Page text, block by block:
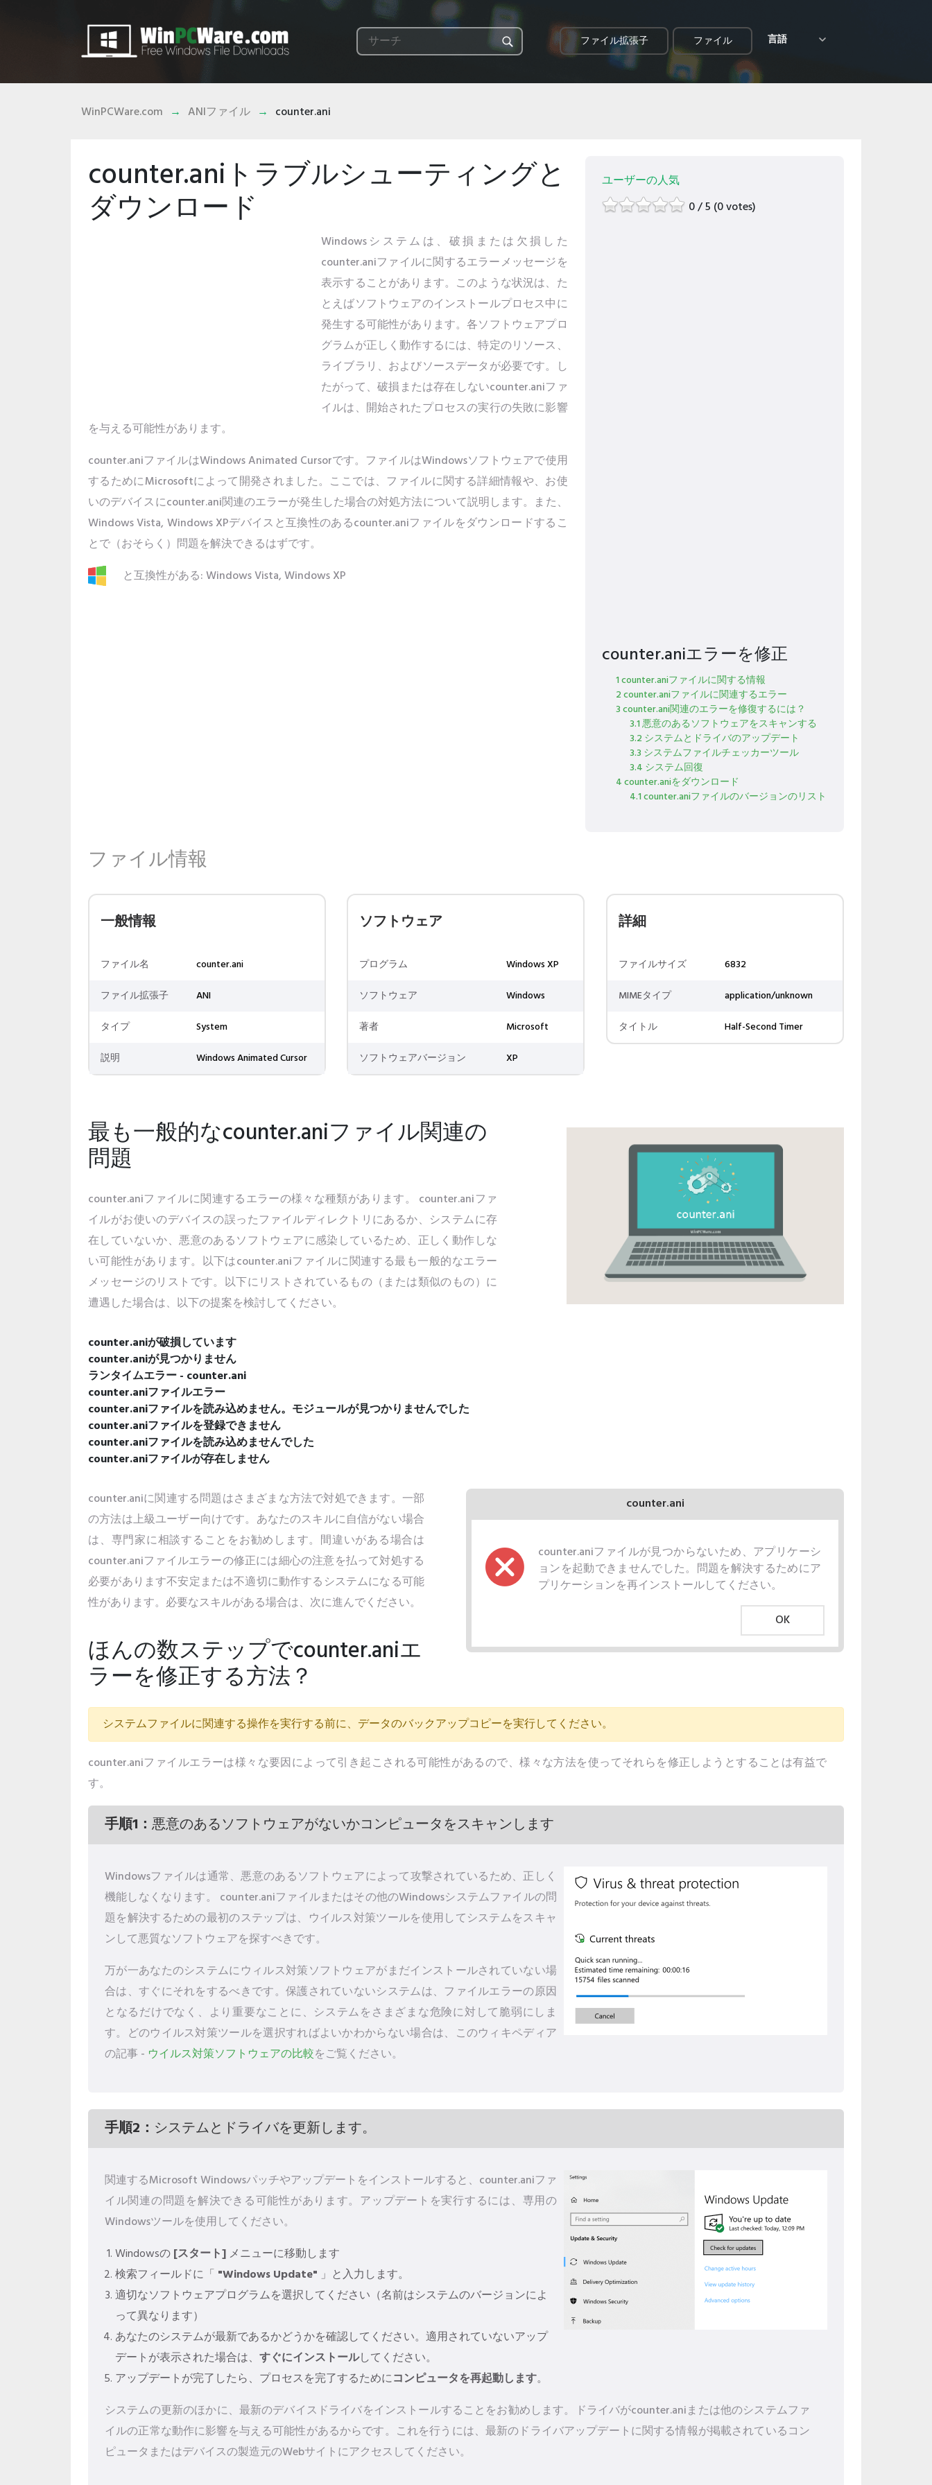
ファイル拡張子 ファイル 言語
WinPCWare.com ANIファイル counter.ani
counter.aniトラブルシューティングと
ダウンロード
Windowsシステムは、破損または欠損した
counter.aniファイルに関するエラーメッセージを
表示することがあります。このような状況は、た
とえばソフトウェアのインストールプロセス中に
発生する可能性があります。各ソフトウェアプロ
グラムが正しく動作するには、特定のリソース、
ライブラリ、およびソースデータが必要です。し
たがって、破損または存在しないcounter.aniファ
イルは、開始されたプロセスの実行の失敗に影響
を与える可能性があります。
counter.aniファイルはWindows Animated Cursorです。ファイルはWindowsソフトウェアで使用
するためにMicrosoftによって開発されました。ここでは、ファイルに関する詳細情報や、お使
いのデバイスにcounter.ani関連のエラーが発生した場合の対処方法について説明します。また、
Windows Vista, Windows XPデバイスと互換性のあるcounter.aniファイルをダウンロードするこ
とで（おそらく）問題を解決できるはずです。
と互換性がある: Windows Vista, Windows XP
ユーザーの人気
0 / 5 (0 votes)
counter.aniエラーを修正
1 counter.aniファイルに関する情報
2 counter.aniファイルに関連するエラー
3 counter.ani関連のエラーを修復するには？
3.1 悪意のあるソフトウェアをスキャンする
3.2 システムとドライバのアップデート
3.3 システムファイルチェッカーツール
3.4 システム回復
4 counter.aniをダウンロード
4.1 counter.aniファイルのバージョンのリスト
ファイル情報
一般情報
ファイル名
counter.ani
ファイル拡張子
ANI
タイプ
System
説明
Windows Animated Cursor
ソフトウェア
プログラム
Windows XP
ソフトウェア
Windows
著者
Microsoft
ソフトウェアバージョン
XP
詳細
ファイルサイズ
6832
MIMEタイプ
application/unknown
タイトル
Half-Second Timer
最も一般的なcounter.aniファイル関連の
問題
counter.aniファイルに関連するエラーの様々な種類があります。 counter.aniファ
イルがお使いのデバイスの誤ったファイルディレクトリにあるか、システムに存
在していないか、悪意のあるソフトウェアに感染しているため、正しく動作しな
い可能性があります。以下はcounter.aniファイルに関連する最も一般的なエラー
メッセージのリストです。以下にリストされているもの（または類似のもの）に
遭遇した場合は、以下の提案を検討してください。
counter.aniが破損しています
counter.aniが見つかりません
ランタイムエラー - counter.ani
counter.aniファイルエラー
counter.aniファイルを読み込めません。モジュールが見つかりませんでした
counter.aniファイルを登録できません
counter.aniファイルを読み込めませんでした
counter.aniファイルが存在しません
counter.ani
counter.aniファイルが見つからないため、アプリケーシ
ョンを起動できませんでした。問題を解決するためにア
プリケーションを再インストールしてください。
OK
counter.aniに関連する問題はさまざまな方法で対処できます。一部
の方法は上級ユーザー向けです。あなたのスキルに自信がない場合
は、専門家に相談することをお勧めします。間違いがある場合は
counter.aniファイルエラーの修正には細心の注意を払って対処する
必要があります不安定または不適切に動作するシステムになる可能
性があります。必要なスキルがある場合は、次に進んでください。
ほんの数ステップでcounter.aniエ
ラーを修正する方法？
システムファイルに関連する操作を実行する前に、データのバックアップコピーを実行してください。
counter.aniファイルエラーは様々な要因によって引き起こされる可能性があるので、様々な方法を使ってそれらを修正しようとすることは有益で
す。
手順1： 悪意のあるソフトウェアがないかコンピュータをスキャンします
Windowsファイルは通常、悪意のあるソフトウェアによって攻撃されているため、正しく
機能しなくなります。 counter.aniファイルまたはその他のWindowsシステムファイルの問
題を解決するための最初のステップは、ウイルス対策ツールを使用してシステムをスキャ
ンして悪質なソフトウェアを探すべきです。
万が一あなたのシステムにウィルス対策ソフトウェアがまだインストールされていない場
合は、すぐにそれをするべきです。保護されていないシステムは、ファイルエラーの原因
となるだけでなく、より重要なことに、システムをさまざまな危険に対して脆弱にしま
す。どのウイルス対策ツールを選択すればよいかわからない場合は、このウィキペディア
の記事 - ウイルス対策ソフトウェアの比較をご覧ください。
手順2： システムとドライバを更新します。
関連するMicrosoft Windowsパッチやアップデートをインストールすると、counter.aniファ
イル関連の問題を解決できる可能性があります。アップデートを実行するには、専用の
Windowsツールを使用してください。
Windowsの[スタート] メニューに移動します
検索フィールドに「 "Windows Update" 」と入力します。
適切なソフトウェアプログラムを選択してください（名前はシステムのバージョンによ
って異なります）
あなたのシステムが最新であるかどうかを確認してください。適用されていないアップ
デートが表示された場合は、 すぐにインストールしてください。
アップデートが完了したら、プロセスを完了するためにコンピュータを再起動します。
システムの更新のほかに、最新のデバイスドライバをインストールすることをお勧めします。ドライバがcounter.aniまたは他のシステムファ
イルの正常な動作に影響を与える可能性があるからです。これを行うには、最新のドライバアップデートに関する情報が掲載されているコン
ピュータまたはデバイスの製造元のWebサイトにアクセスしてください。